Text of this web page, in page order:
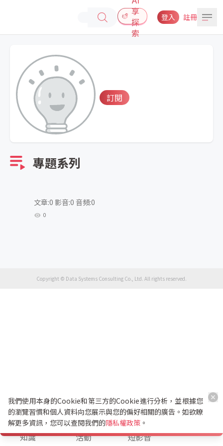
享
探
索
登入 註冊
訂閱
專題系列
文章:0 影音:0 音頻:0
0
Copyright © Data Systems Consulting Co., Ltd. All rights reserved.
知識 活動 短影音
K幣兌換
我們使用本身的Cookie和第三方的Cookie進行分析，並根據您
的瀏覽習慣和個人資料向您展示與您的偏好相關的廣告。如欲瞭
解更多資訊，您可以查閱我們的隱私權政策 。